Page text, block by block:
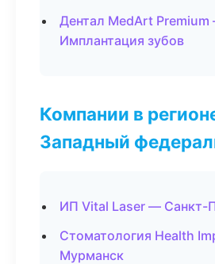
Дентал MedArt
Имплантация зубов
Компании в
Западный
ИП Vital Laser — Санкт-
Стоматология Health
Мурманск